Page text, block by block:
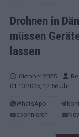
Drohnen in
müssen
lassen
Oktober 2025
01.10.2025, 12:56 Uhr
WhatsApp
abonnieren